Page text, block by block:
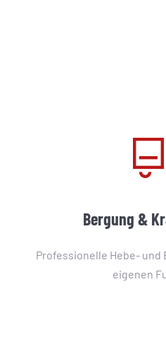
Bergung &
Professionelle Hebe- und
eigenen